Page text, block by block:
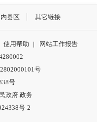
县区 其它链接
使用帮助 |
网站工作报告
号
号
政府.政务
号-2